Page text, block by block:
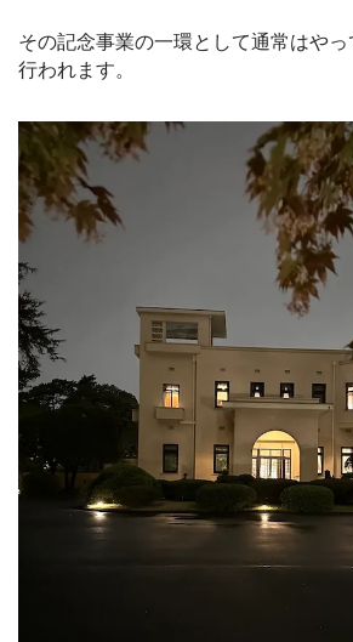
その記念事業の一環として通常はや
行われます。